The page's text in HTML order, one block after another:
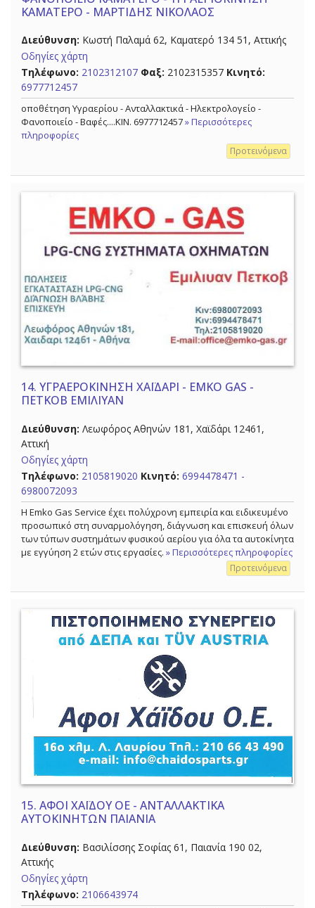
ΚΑΜΑΤΕΡΟ - ΜΑΡΤΙΔΗΣ ΝΙΚΟΛΑΟΣ
Διεύθυνση: Κωστή Παλαμά 62, Καματερό 134 51, Αττικής
Οδηγίες χάρτη
Τηλέφωνο: 2102312107 Φαξ: 2102315357 Κινητό:
6977712457
οποθέτηση Υγραερίου - Ανταλλακτικά - Ηλεκτρολογείο -
Φανοποιείο - Βαφές....ΚΙΝ. 6977712457» Περισσότερες
πληροφορίες
Προτεινόμενα
14. ΥΓΡΑΕΡΟΚΙΝΗΣΗ ΧΑΪΔΑΡΙ - EMKO GAS -
ΠΕΤΚΟΒ ΕΜΙΛΙΥΑΝ
Διεύθυνση: Λεωφόρος Αθηνών 181, Χαϊδάρι 12461,
Αττική
Οδηγίες χάρτη
Τηλέφωνο: 2105819020 Κινητό: 6994478471 -
6980072093
Η Emko Gas Service έχει πολύχρονη εμπειρία και ειδικευμένο
προσωπικό στη συναρμολόγηση, διάγνωση και επισκευή όλων
των τύπων συστημάτων φυσικού αερίου για όλα τα αυτοκίνητα
με εγγύηση 2 ετών στις εργασίες. » Περισσότερες πληροφορίες
Προτεινόμενα
15. ΑΦΟΙ ΧΑΪΔΟΥ ΟΕ - ΑΝΤΑΛΛΑΚΤΙΚΑ
ΑΥΤΟΚΙΝΗΤΩΝ ΠΑΙΑΝΙΑ
Διεύθυνση: Βασιλίσσης Σοφίας 61, Παιανία 190 02,
Αττικής
Οδηγίες χάρτη
Τηλέφωνο: 2106643974